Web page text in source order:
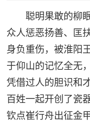
聪明果敢的柳
众人惩恶扬善、匡
身负重伤，被淮阳
于仰山的记忆全无
凭借过人的胆识和
百姓一起开创了瓷
钦点崔行舟出征金